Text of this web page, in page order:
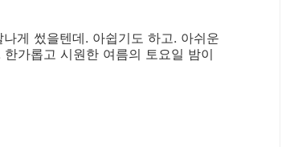
게 썼을텐데. 아쉽기도 하고. 아쉬운
가롭고 시원한 여름의 토요일 밤이